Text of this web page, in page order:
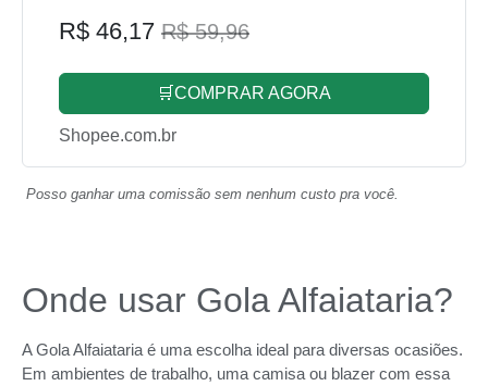
R$ 46,17 R$ 59,96
🛒COMPRAR AGORA
Shopee.com.br
Posso ganhar uma comissão sem nenhum custo pra você.
Onde usar Gola Alfaiataria?
A Gola Alfaiataria é uma escolha ideal para diversas ocasiões.
Em ambientes de trabalho, uma camisa ou blazer com essa